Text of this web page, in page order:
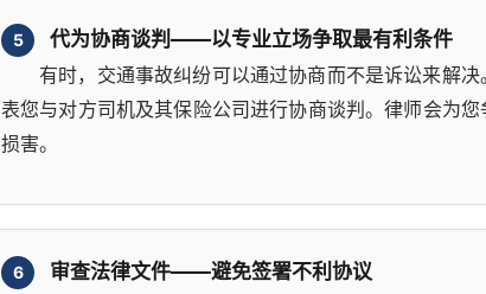
5
代为协商谈判——以专业立场争取最有利条件
有时，交通事故纠纷可以通过协商而不是诉讼来解决
表您与对方司机及其保险公司进行协商谈判。律师会为
损害。
6
审查法律文件——避免签署不利协议